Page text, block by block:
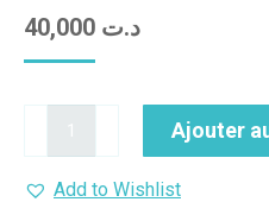
د.ت
دورة
Ajouter
Add to Wishlist